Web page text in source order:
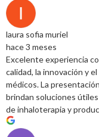
laura sofia muriel
hace 3 meses
Excelente experiencia
calidad, la innovación y
médicos. La
brindan soluciones
de inhaloterapia y